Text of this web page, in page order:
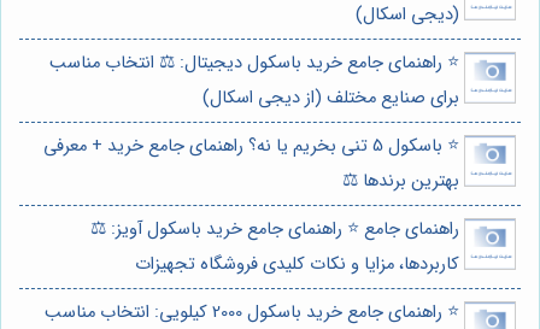
(دیجی اسکال)
⭐️ راهنمای جامع خرید باسکول دیجیتال: ⚖️ انتخاب مناسب
برای صنایع مختلف (از دیجی اسکال)
⭐️ باسکول 5 تنی بخریم یا نه؟ راهنمای جامع خرید + معرفی
بهترین برندها ⚖️
راهنمای جامع ⭐️ راهنمای جامع خرید باسکول آویز: ⚖️
کاربردها، مزایا و نکات کلیدی فروشگاه تجهیزات
⭐️ راهنمای جامع خرید باسکول 2000 کیلویی: انتخاب مناسب